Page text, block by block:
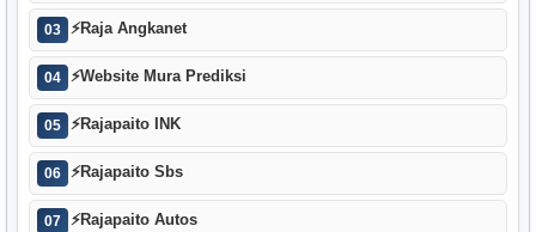
03 ⚡Raja Angkanet
04 ⚡Website Mura Prediksi
05 ⚡Rajapaito INK
06 ⚡Rajapaito Sbs
07 ⚡Rajapaito Autos